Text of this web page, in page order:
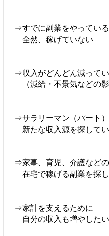
⇒すでに副業をやってい
全然、稼げていない
⇒収入がどんどん減って
（減給・不景気などの影
⇒サラリーマン（パート
新たな収入源を探して
⇒家事、育児、介護など
在宅で稼げる副業を探
⇒家計を支えるために
自分の収入も増やしたい